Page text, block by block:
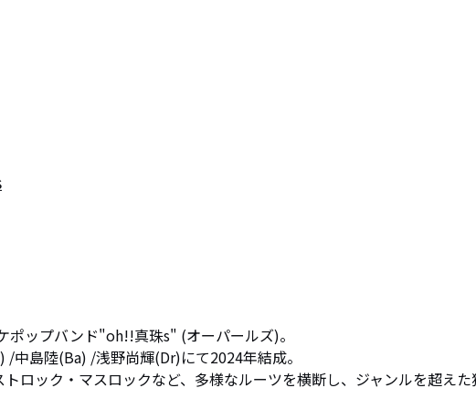
ポップバンド"oh!!真珠s" (オーパールズ)。
島陸(Ba) /浅野尚輝(Dr)にて2024年結成。
ロック・マスロックなど、多様なルーツを横断し、ジャンルを超えた